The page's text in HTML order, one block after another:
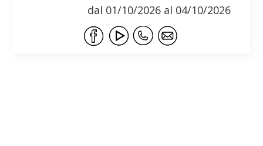
dal 01/10/2026 al 04/10/2026